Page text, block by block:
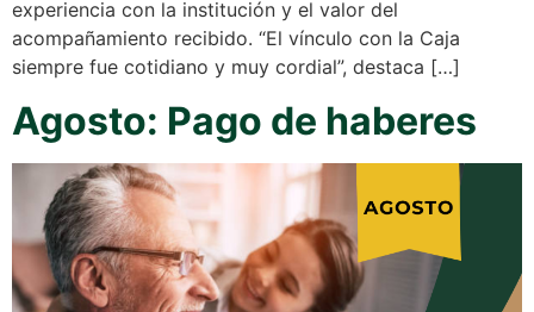
experiencia con la institución y el valor del
acompañamiento recibido. “El vínculo con la Caja
siempre fue cotidiano y muy cordial”, destaca […]
Agosto: Pago de haberes